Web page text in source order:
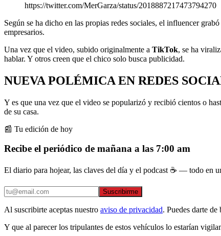
https://twitter.com/MerGarza/status/2018887217473794270
Según se ha dicho en las propias redes sociales, el influencer
empresarios.
Una vez que el video, subido originalmente a TikTok, se ha
hablar. Y otros creen que el chico solo busca publicidad.
NUEVA POLÉMICA EN REDES
Y es que una vez que el video se popularizó y recibió cientos o
de su casa.
📰 Tu edición de hoy
Recibe el periódico de mañana a las 7:00 am
El diario para hojear, las claves del día y el podcast ☕ — todo en
Suscribirme
Al suscribirte aceptas nuestro aviso de privacidad. Puedes darte de
Y que al parecer los tripulantes de estos vehículos lo estarían